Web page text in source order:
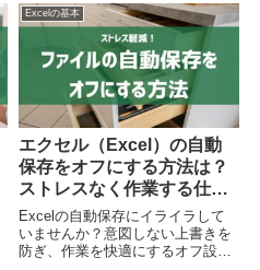
が、「名前の定義」という機能で
す。この機能を使えば、数式が簡
潔になり、理解しやすくなるだけ
でなく、作業効率も向上します。
具体的な方法を紹介しますので、
ぜひ参考にしてください。
Excelの基本
エクセル（Excel）の自動
保存をオフにする方法は？
ストレスなく作業する仕事
術
Excelの自動保存にイライラして
いませんか？意図しない上書きを
防ぎ、作業を快適にするオフ設定